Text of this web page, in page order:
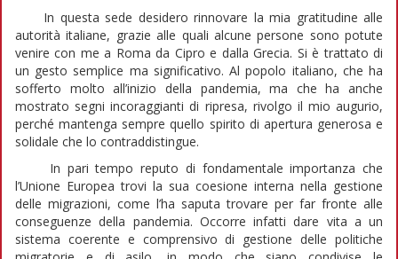
In questa sede desidero rinnovare la mia gratitudine alle
autorità italiane, grazie alle quali alcune persone sono potute
venire con me a Roma da Cipro e dalla Grecia. Si è trattato di
un gesto semplice ma significativo. Al popolo italiano, che ha
sofferto molto all’inizio della pandemia, ma che ha anche
mostrato segni incoraggianti di ripresa, rivolgo il mio augurio,
perché mantenga sempre quello spirito di apertura generosa e
solidale che lo contraddistingue.
In pari tempo reputo di fondamentale importanza che
l’Unione Europea trovi la sua coesione interna nella gestione
delle migrazioni, come l’ha saputa trovare per far fronte alle
conseguenze della pandemia. Occorre infatti dare vita a un
sistema coerente e comprensivo di gestione delle politiche